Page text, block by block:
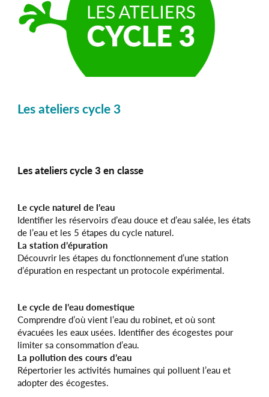
Les ateliers cycle 3
Les ateliers cycle 3 en classe
Le cycle naturel de l’eau
Identifier les réservoirs d’eau douce et d’eau salée, les états
de l’eau et les 5 étapes du cycle naturel.
La station d’épuration
Découvrir les étapes du fonctionnement d’une station
d’épuration en respectant un protocole expérimental.
Le cycle de l’eau domestique
Comprendre d’où vient l’eau du robinet, et où sont
évacuées les eaux usées. Identifier des écogestes pour
limiter sa consommation d’eau.
La pollution des cours d’eau
Répertorier les activités humaines qui polluent l’eau et
adopter des écogestes.